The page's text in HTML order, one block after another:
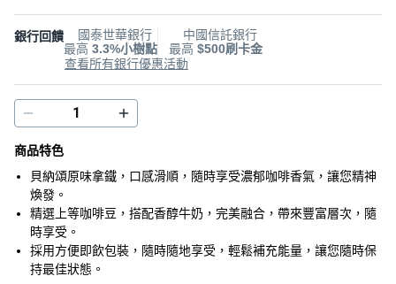
銀行回饋
國泰世華銀行
最高 3.3%小樹點
中國信託銀行
最高 $500刷卡金
查看所有銀行優惠活動
商品特色
貝納頌原味拿鐵，口感滑順，隨時享受濃郁咖啡香氣，讓您精神
煥發。
精選上等咖啡豆，搭配香醇牛奶，完美融合，帶來豐富層次，隨
時享受。
採用方便即飲包裝，隨時隨地享受，輕鬆補充能量，讓您隨時保
持最佳狀態。